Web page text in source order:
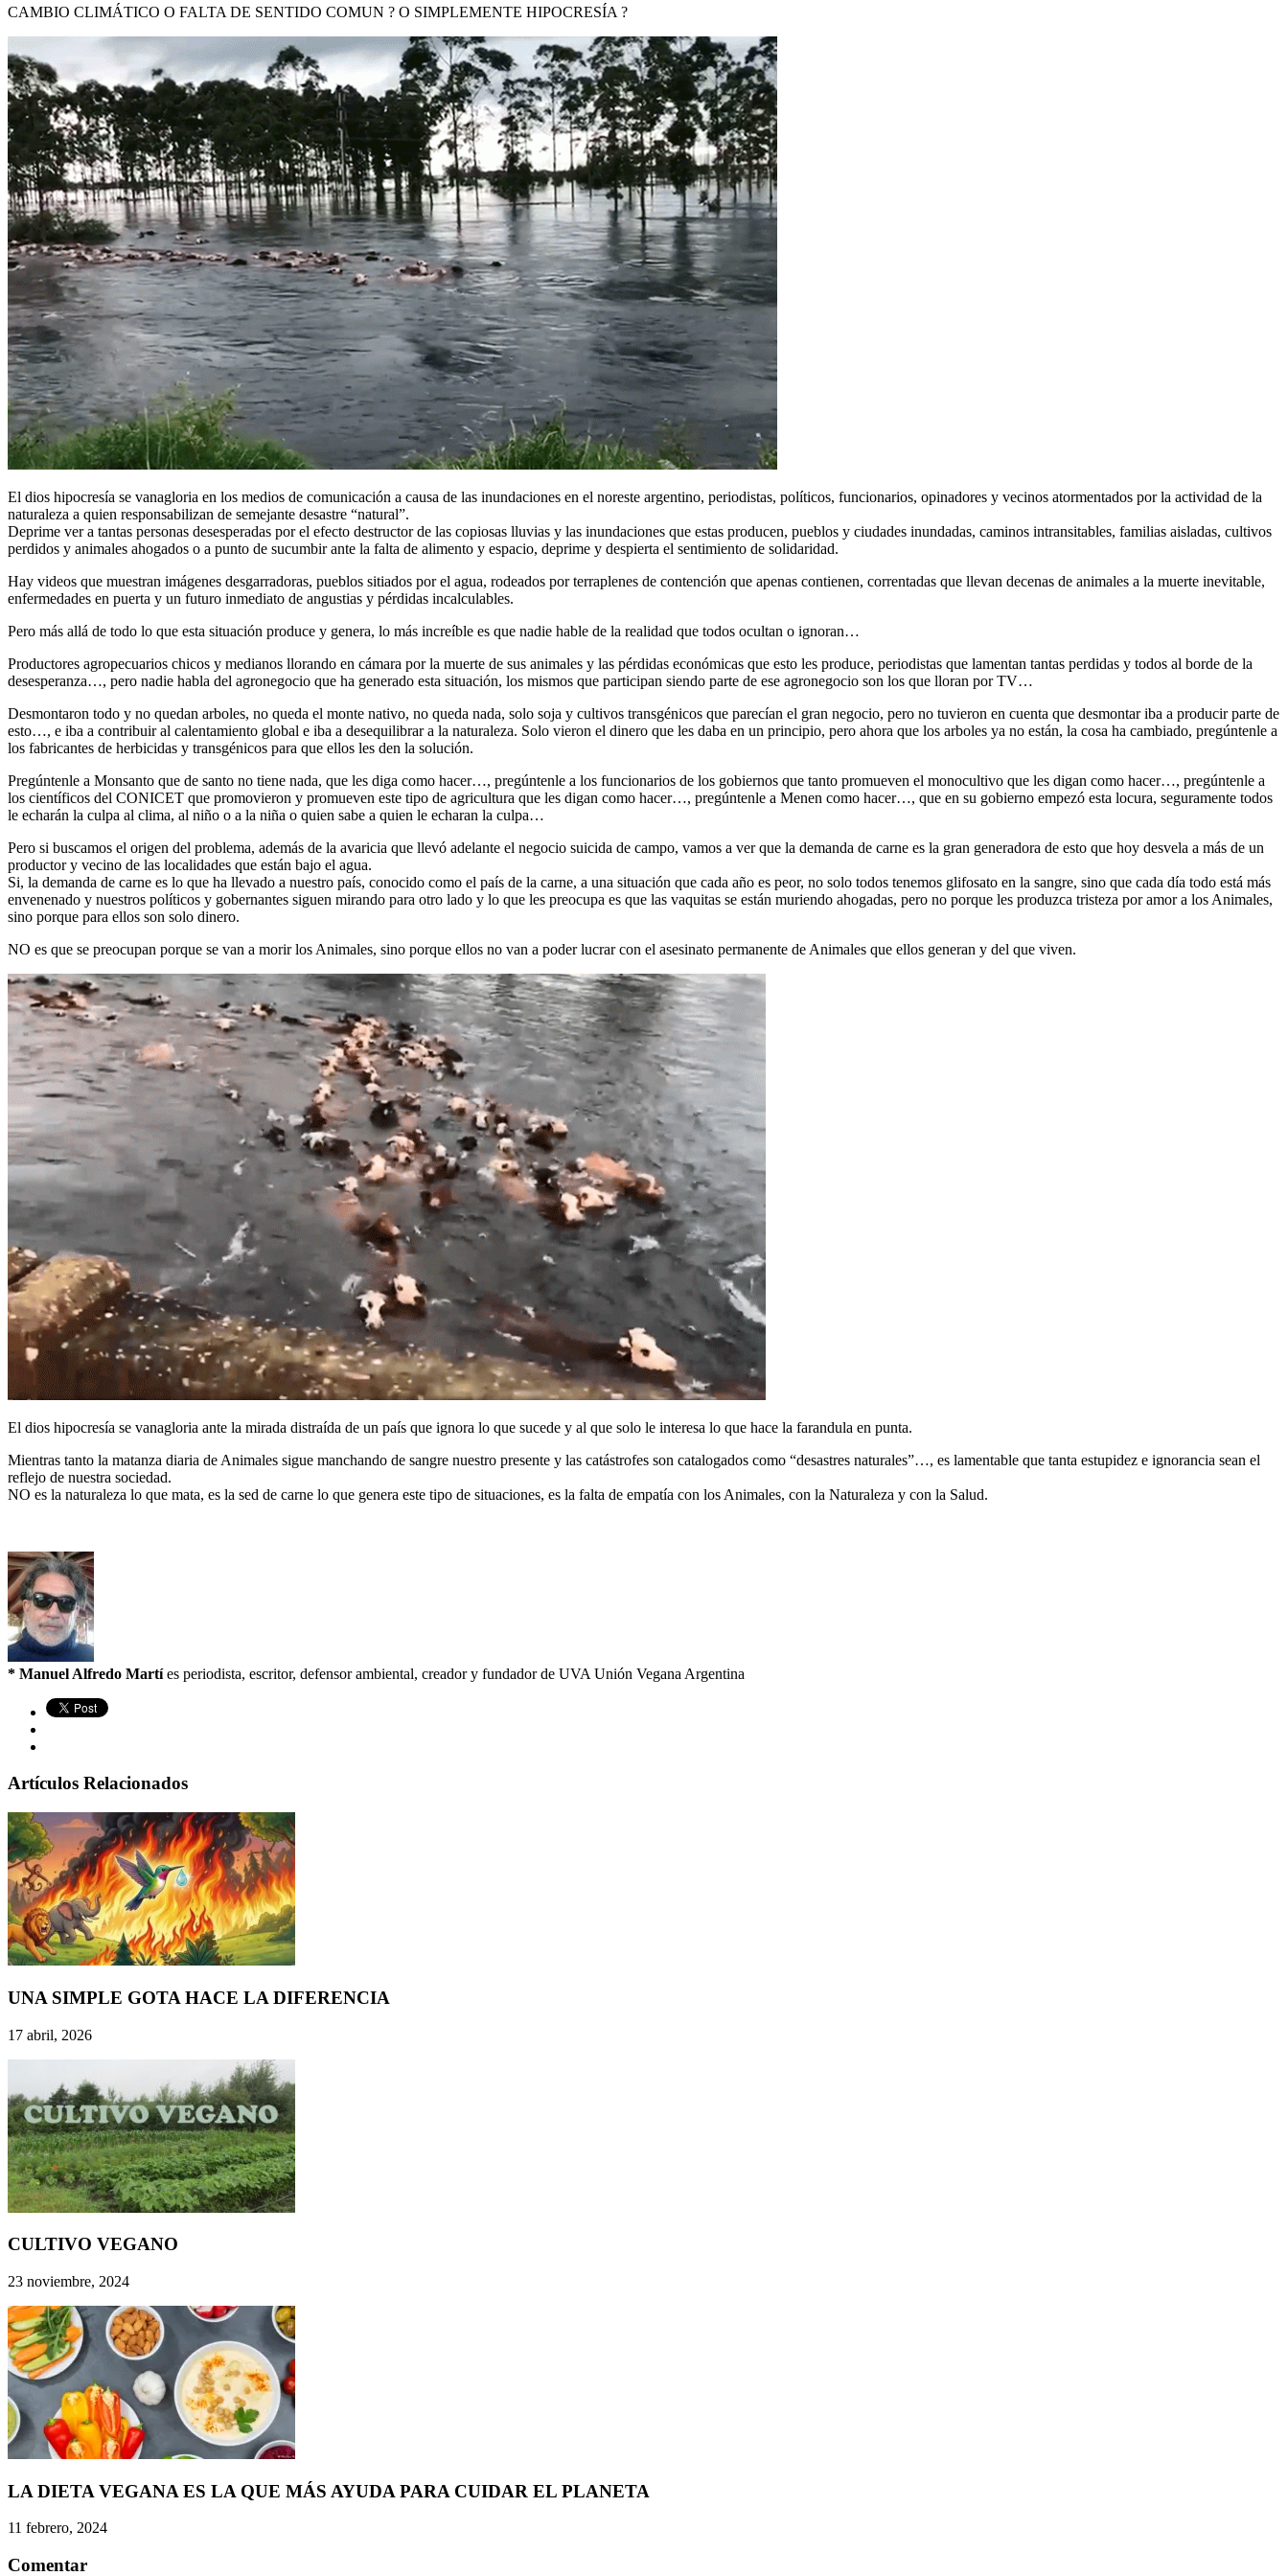
CAMBIO CLIMÁTICO O FALTA DE SENTIDO COMUN ? O SIMPLEMENTE HIPOCRESÍA ?
El dios hipocresía se vanagloria en los medios de comunicación a causa de las inundaciones en el noreste argentino, periodistas, políticos, funcionarios, opinadores y vecinos atormentados por la actividad de la
naturaleza a quien responsabilizan de semejante desastre “natural”.
Deprime ver a tantas personas desesperadas por el efecto destructor de las copiosas lluvias y las inundaciones que estas producen, pueblos y ciudades inundadas, caminos intransitables, familias aisladas, cultivos
perdidos y animales ahogados o a punto de sucumbir ante la falta de alimento y espacio, deprime y despierta el sentimiento de solidaridad.
Hay videos que muestran imágenes desgarradoras, pueblos sitiados por el agua, rodeados por terraplenes de contención que apenas contienen, correntadas que llevan decenas de animales a la muerte inevitable,
enfermedades en puerta y un futuro inmediato de angustias y pérdidas incalculables.
Pero más allá de todo lo que esta situación produce y genera, lo más increíble es que nadie hable de la realidad que todos ocultan o ignoran…
Productores agropecuarios chicos y medianos llorando en cámara por la muerte de sus animales y las pérdidas económicas que esto les produce, periodistas que lamentan tantas perdidas y todos al borde de la
desesperanza…, pero nadie habla del agronegocio que ha generado esta situación, los mismos que participan siendo parte de ese agronegocio son los que lloran por TV…
Desmontaron todo y no quedan arboles, no queda el monte nativo, no queda nada, solo soja y cultivos transgénicos que parecían el gran negocio, pero no tuvieron en cuenta que desmontar iba a producir parte de
esto…, e iba a contribuir al calentamiento global e iba a desequilibrar a la naturaleza. Solo vieron el dinero que les daba en un principio, pero ahora que los arboles ya no están, la cosa ha cambiado, pregúntenle a
los fabricantes de herbicidas y transgénicos para que ellos les den la solución.
Pregúntenle a Monsanto que de santo no tiene nada, que les diga como hacer…, pregúntenle a los funcionarios de los gobiernos que tanto promueven el monocultivo que les digan como hacer…, pregúntenle a
los científicos del CONICET que promovieron y promueven este tipo de agricultura que les digan como hacer…, pregúntenle a Menen como hacer…, que en su gobierno empezó esta locura, seguramente todos
le echarán la culpa al clima, al niño o a la niña o quien sabe a quien le echaran la culpa…
Pero si buscamos el origen del problema, además de la avaricia que llevó adelante el negocio suicida de campo, vamos a ver que la demanda de carne es la gran generadora de esto que hoy desvela a más de un
productor y vecino de las localidades que están bajo el agua.
Si, la demanda de carne es lo que ha llevado a nuestro país, conocido como el país de la carne, a una situación que cada año es peor, no solo todos tenemos glifosato en la sangre, sino que cada día todo está más
envenenado y nuestros políticos y gobernantes siguen mirando para otro lado y lo que les preocupa es que las vaquitas se están muriendo ahogadas, pero no porque les produzca tristeza por amor a los Animales,
sino porque para ellos son solo dinero.
NO es que se preocupan porque se van a morir los Animales, sino porque ellos no van a poder lucrar con el asesinato permanente de Animales que ellos generan y del que viven.
El dios hipocresía se vanagloria ante la mirada distraída de un país que ignora lo que sucede y al que solo le interesa lo que hace la farandula en punta.
Mientras tanto la matanza diaria de Animales sigue manchando de sangre nuestro presente y las catástrofes son catalogados como “desastres naturales”…, es lamentable que tanta estupidez e ignorancia sean el
reflejo de nuestra sociedad.
NO es la naturaleza lo que mata, es la sed de carne lo que genera este tipo de situaciones, es la falta de empatía con los Animales, con la Naturaleza y con la Salud.
* Manuel Alfredo Martíes periodista, escritor, defensor ambiental, creador y fundador de UVA Unión Vegana Argentina
Artículos Relacionados
UNA SIMPLE GOTA HACE LA DIFERENCIA
17 abril, 2026
CULTIVO VEGANO
23 noviembre, 2024
LA DIETA VEGANA ES LA QUE MÁS AYUDA PARA CUIDAR EL PLANETA
11 febrero, 2024
Comentar